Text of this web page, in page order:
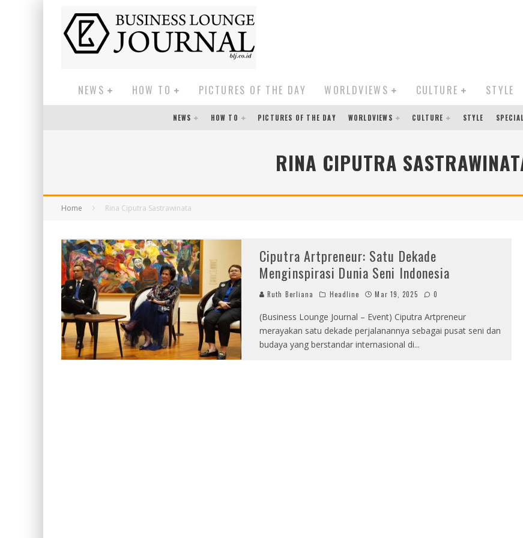
NEWS HOW TO PICTURES OF THE DAY WORLDVIEWS CULTURE STYLE
NEWS HOW TO PICTURES OF THE DAY WORLDVIEWS CULTURE STYLE
RINA CIPUTRA
Home Rina Ciputra Sastrawinata
Ciputra Artpreneur: Satu Dekade
Menginspirasi Dunia Seni Indonesia
Ruth Berliana Headline Mar 19, 2025 0
(Business Lounge Journal – Event) Ciputra Artpreneur
merayakan satu dekade perjalanannya sebagai pusat seni dan
budaya yang berstandar internasional di...